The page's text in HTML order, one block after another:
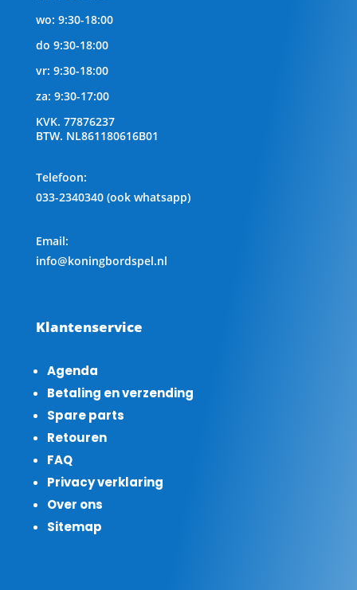
wo: 9:30-18:00
do 9:30-18:00
vr: 9:30-18:00
za: 9:30-17:00
KVK. 77876237
BTW. NL861180616B01
Telefoon:
033-2340340 (ook whatsapp)
Email:
info@koningbordspel.nl
Klantenservice
Agenda
Betaling en verzending
Spare parts
Retouren
FAQ
Privacy verklaring
Over ons
Sitemap